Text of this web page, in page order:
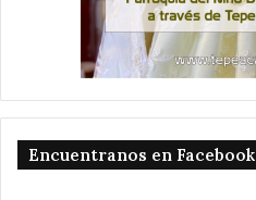
Encuentranos en Facebook